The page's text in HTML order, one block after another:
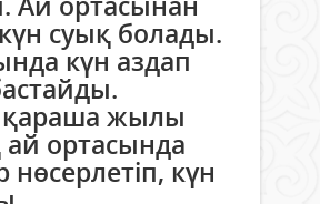
суық болады.
күн аздап
жылы
ортасында
күн